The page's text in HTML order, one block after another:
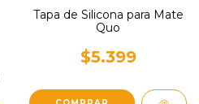
Tapa de Silicona para Mate
Quo
$5.399